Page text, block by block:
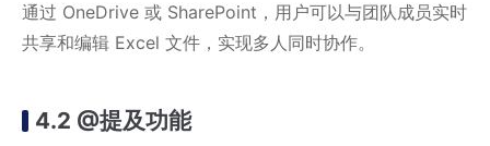
通过 OneDrive 或 SharePoint，用户可以与团队成员实时
共享和编辑 Excel 文件，实现多人同时协作。
4.2 @提及功能